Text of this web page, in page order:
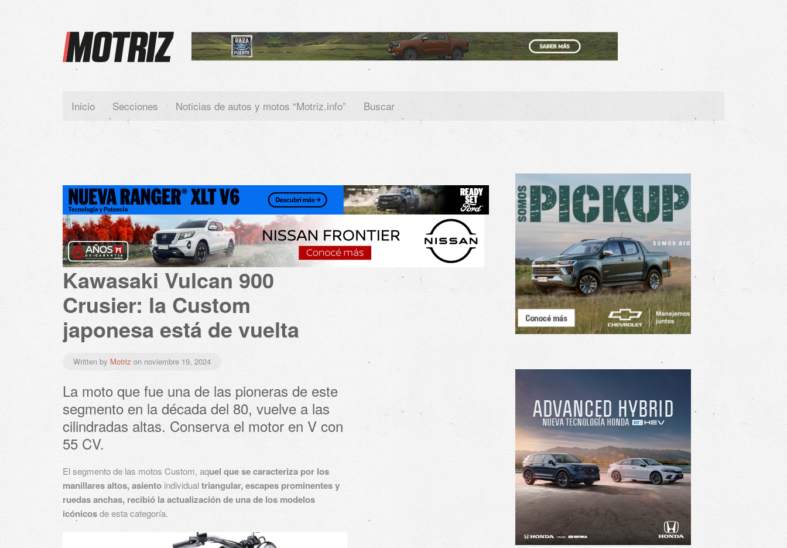
Inicio Secciones Noticias de autos y motos “Motriz.info” Buscar
Kawasaki Vulcan 900
Crusier: la Custom
japonesa está de vuelta
Written by Motriz on noviembre 19, 2024
La moto que fue una de las pioneras de este
segmento en la década del 80, vuelve a las
cilindradas altas. Conserva el motor en V con
55 CV.
El segmento de las motos Custom, aquel que se caracteriza por los
manillares altos, asiento individualtriangular, escapes prominentes y
ruedas anchas, recibió la actualización de una de los modelos
icónicosde esta categoría.